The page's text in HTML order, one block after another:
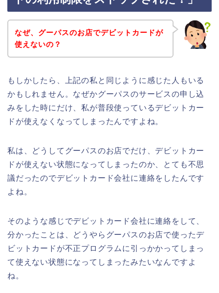
なぜ、グーパスのお店でデビットカードが
使えないの？
もしかしたら、上記の私と同じように感じた人もいる
かもしれません。なぜかグーパスのサービスの申し込
みをした時にだけ、私が普段使っているデビットカー
ドが使えなくなってしまったんですよね。
私は、どうしてグーパスのお店でだけ、デビットカー
ドが使えない状態になってしまったのか、とても不思
議だったのでデビットカード会社に連絡をしたんです
よね。
そのような感じでデビットカード会社に連絡をして、
分かったことは、どうやらグーパスのお店で使ったデ
ビットカードが不正プログラムに引っかかってしまっ
て使えない状態になってしまったみたいなんですよ
ね。